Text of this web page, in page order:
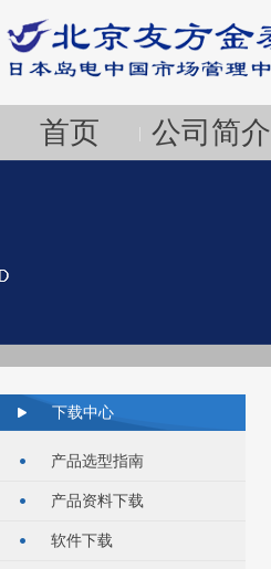
首页 | 公司简介
下载中心
产品选型指南
产品资料下载
软件下载